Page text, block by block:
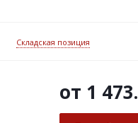
Складская позиция
от 1